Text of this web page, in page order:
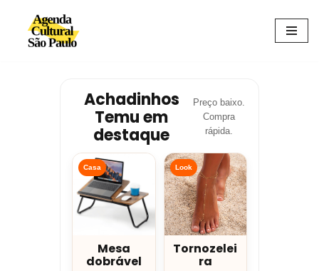
Avançar
Achadinhos
Temu em
destaque
Preço baixo.
Compra
rápida.
Casa
Mesa
dobrável
Look
Tornozelei
ra